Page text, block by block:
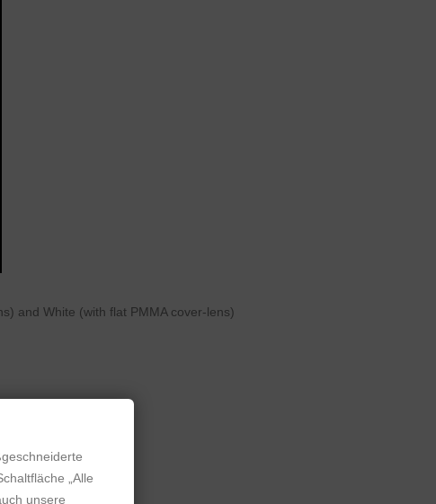
and White (with flat PMMA cover-lens)
„Alle
unsere